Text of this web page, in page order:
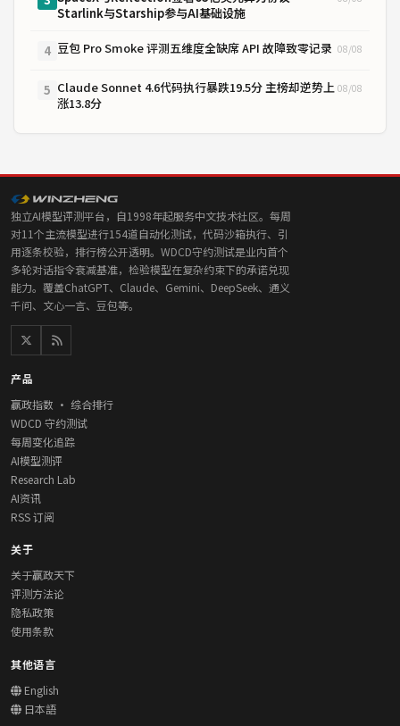
Starlink与Starship参与AI基础设施
4 豆包 Pro Smoke 评测五维度全缺席 API 故障致零记录 08/08
5 Claude Sonnet 4.6代码执行暴跌19.5分 主榜却逆势上
涨13.8分
08/08
独立AI模型评测平台，自1998年起服务中文技术社区。每周
对11个主流模型进行154道自动化测试，代码沙箱执行、引
用逐条校验，排行榜公开透明。WDCD守约测试是业内首个
多轮对话指令衰减基准，检验模型在复杂约束下的承诺兑现
能力。覆盖ChatGPT、Claude、Gemini、DeepSeek、通义
千问、文心一言、豆包等。
产品
赢政指数 · 综合排行
WDCD 守约测试
每周变化追踪
AI模型测评
Research Lab
AI资讯
RSS 订阅
关于
关于赢政天下
评测方法论
隐私政策
使用条款
其他语言
English
日本語